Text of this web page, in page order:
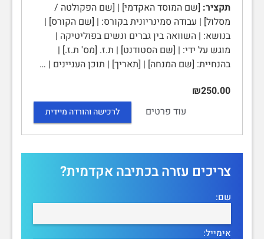
תקציר: [שם המוסד האקדמי] | [שם הפקולטה /
מסלול] | עבודה סמינריונית בקורס: | [שם הקורס] |
בנושא: | השוואה בין גברים ונשים בפוליטיקה |
מוגש על ידי: | [שם הסטודנט] | ת.ז. [מס' ת.ז.] |
בהנחיית: [שם המנחה] | [תאריך] | תוכן העניינים | …
₪250.00
עוד פרטים
לרכישה והורדה מיידית
צריכים עזרה בכתיבה אקדמית?
שם:
אימייל: